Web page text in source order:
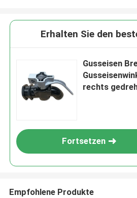
Erhalten Sie den
Gusseisen
rechts
Fortsetzen
Empfohlene Produkte